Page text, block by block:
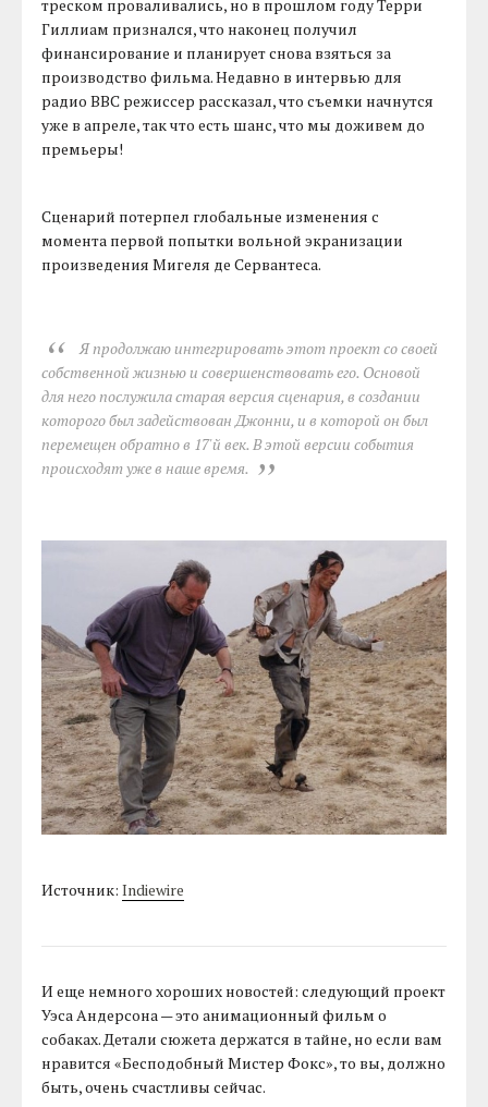
треском проваливались, но в прошлом году Терри
Гиллиам признался, что наконец получил
финансирование и планирует снова взяться за
производство фильма. Недавно в интервью для
радио BBC режиссер рассказал, что съемки начнутся
уже в апреле, так что есть шанс, что мы доживем до
премьеры!
Сценарий потерпел глобальные изменения с
момента первой попытки вольной экранизации
произведения Мигеля де Сервантеса.
Я продолжаю интегрировать этот проект со своей
собственной жизнью и совершенствовать его. Основой
для него послужила старая версия сценария, в создании
которого был задействован Джонни, и в которой он был
перемещен обратно в 17'й век. В этой версии события
происходят уже в наше время.
Источник:Indiewire
И еще немного хороших новостей: следующий проект
Уэса Андерсона — это анимационный фильм о
собаках. Детали сюжета держатся в тайне, но если вам
нравится «Бесподобный Мистер Фокс», то вы, должно
быть, очень счастливы сейчас.